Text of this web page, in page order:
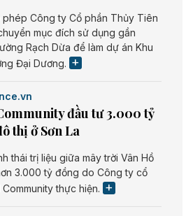
phép Công ty Cổ phần Thủy Tiên
mục đích sử dụng gần
Rạch Dừa để làm dự án Khu
Đại Dương.
đầu tư 3.000 tỷ
thị ở Sơn La
thái trị liệu giữa mây trời Vân Hồ
3.000 tỷ đồng do Công ty cổ
thực hiện.